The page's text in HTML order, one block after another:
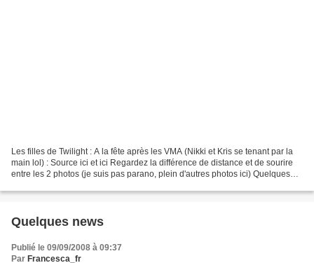
Les filles de Twilight : A la fête après les VMA (Nikki et Kris se tenant par la
main lol) : Source ici et ici Regardez la différence de distance et de sourire
entre les 2 photos (je suis pas parano, plein d'autres photos ici) Quelques
Quelques news
Publié le 09/09/2008 à 09:37
Par Francesca_fr